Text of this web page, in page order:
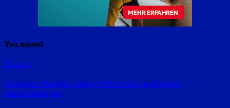
You missed
Fussball
Aufsteiger-Duell in Amberg:Türk Gücü peilt ersten
Auswärtssieg an